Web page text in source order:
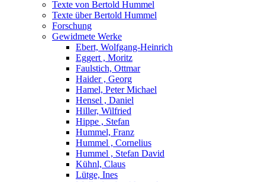
Texte von Bertold Hummel
Texte über Bertold Hummel
Forschung
Gewidmete Werke
Ebert, Wolfgang-Heinrich
Eggert , Moritz
Faulstich, Ottmar
Haider , Georg
Hamel, Peter Michael
Hensel , Daniel
Hiller, Wilfried
Hippe , Stefan
Hummel, Franz
Hummel , Cornelius
Hummel , Stefan David
Kühnl, Claus
Lütge, Ines